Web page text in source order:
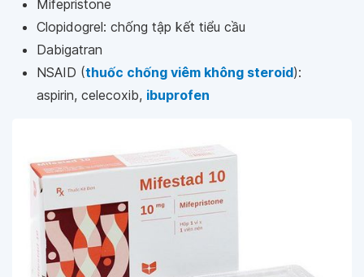
Mifepristone
Clopidogrel: chống tập kết tiểu cầu
Dabigatran
NSAID (thuốc chống viêm không steroid):
aspirin, celecoxib, ibuprofen